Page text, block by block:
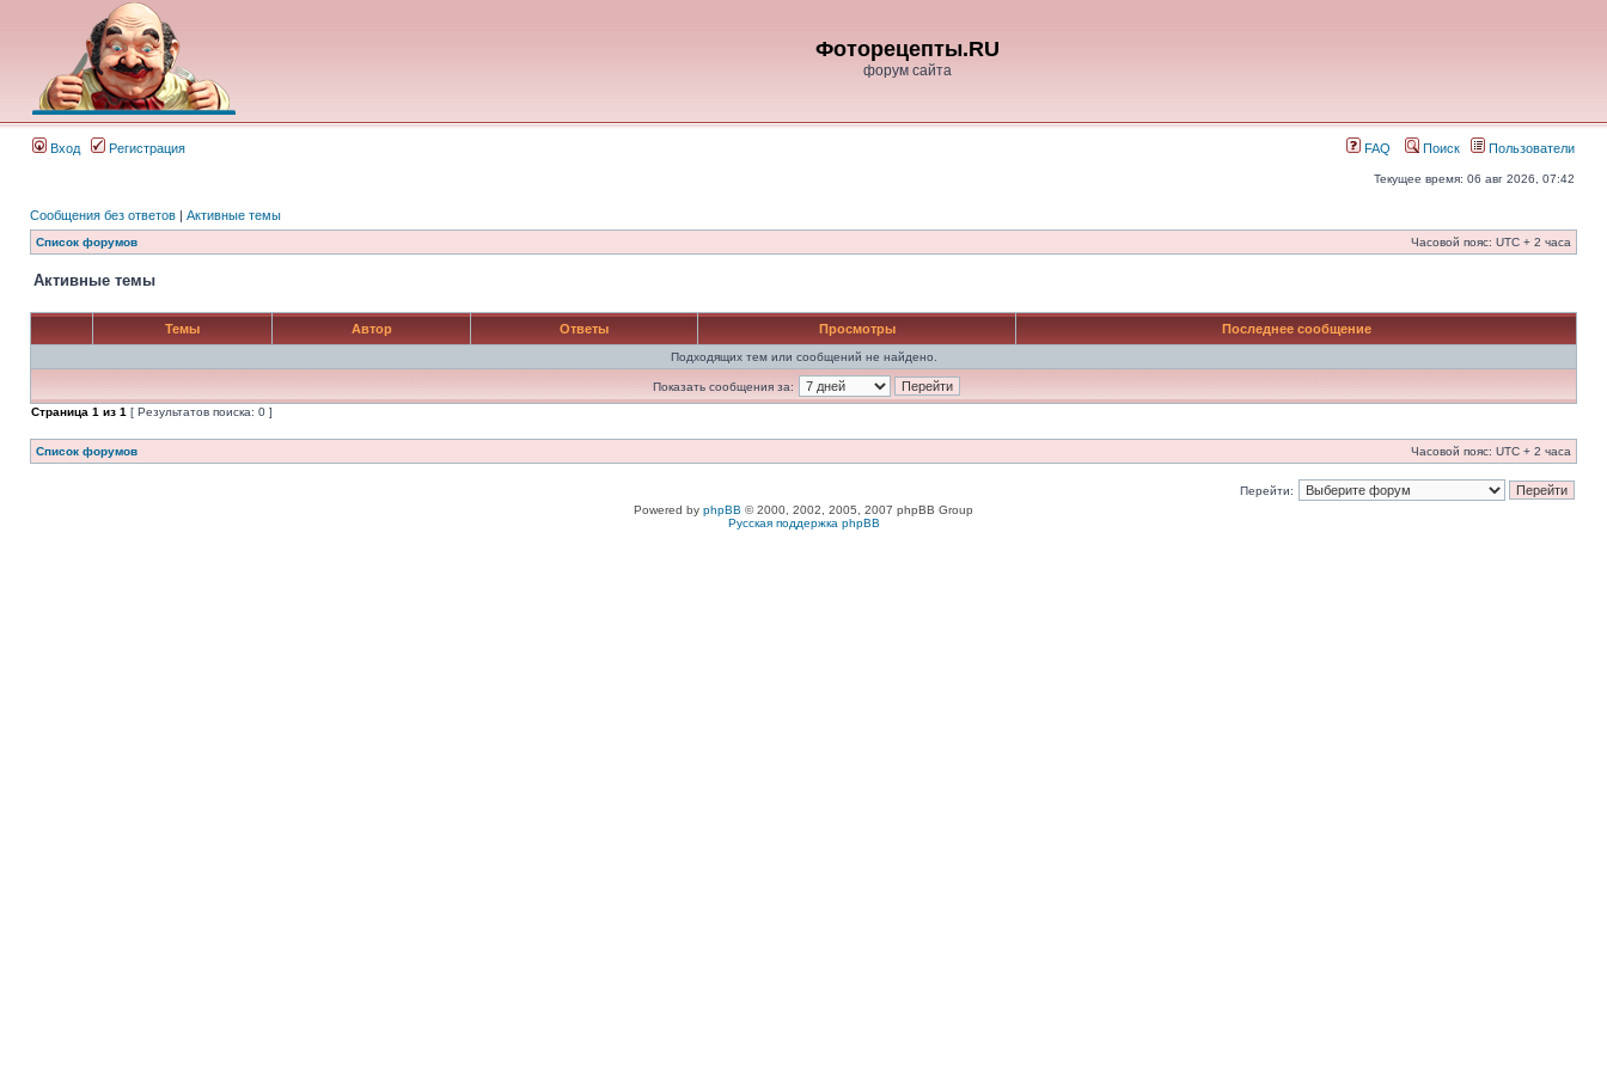
Фоторецепты.RU
форум сайта
Вход Регистрация FAQ Поиск Пользователи
Текущее время: 06 авг 2026, 07:42
Сообщения без ответов | Активные темы
Список форумов Часовой пояс: UTC + 2 часа
Активные темы
Темы Автор Ответы Просмотры Последнее сообщение
Подходящих тем или сообщений не найдено.
Показать сообщения за:
Страница 1 из 1 [ Результатов поиска: 0 ]
Список форумов Часовой пояс: UTC + 2 часа
Перейти:
Powered by phpBB © 2000, 2002, 2005, 2007 phpBB Group
Русская поддержка phpBB